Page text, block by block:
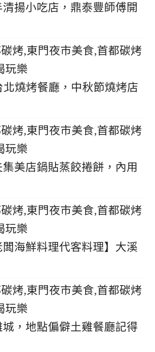
清揚小吃店，鼎泰豐師傅開
北燒烤餐廳，中秋節燒烤店
集美店鍋貼蒸餃捲餅，內用
海鮮料理代客料理】大溪
，地點偏僻土雞餐廳記得